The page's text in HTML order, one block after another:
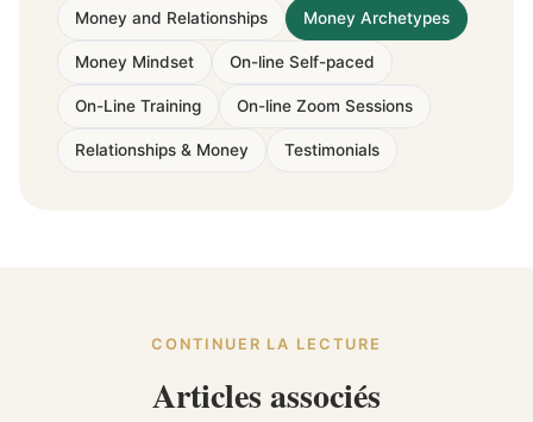
Money and Relationships Money Archetypes
Money Mindset On-line Self-paced
On-Line Training On-line Zoom Sessions
Relationships & Money Testimonials
CONTINUER LA LECTURE
Articles associés